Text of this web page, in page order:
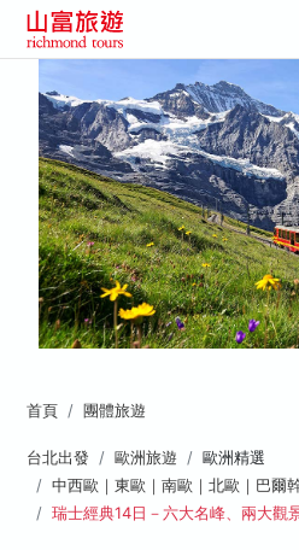
首頁 團體旅遊
台北出發 歐洲旅遊
歐洲精選
中西歐｜東歐｜南歐｜北歐｜巴爾
瑞士經典14日－六大名峰、兩大觀